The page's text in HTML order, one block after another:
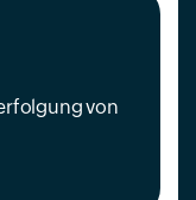
von